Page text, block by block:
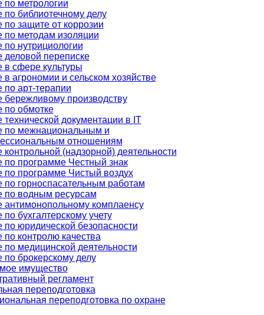
по метрологии
по библиотечному делу
по защите от коррозии
по методам изоляции
по нутрициологии
деловой переписке
в сфере культуры
агрономии и сельском хозяйстве
по арт-терапии
бережливому производству
по обмотке
технической документации в IT
по межнациональным и
отношениям
(надзорной) деятельности
по программе Честный знак
по программе Чистый воздух
по горноспасательным работам
по водным ресурсам
антимонопольному комплаенсу
бухгалтерскому учету
по юридической безопасности
по контролю качества
по медицинской деятельности
по брокерскому делу
имущество
регламент
переподготовка
переподготовка по охране